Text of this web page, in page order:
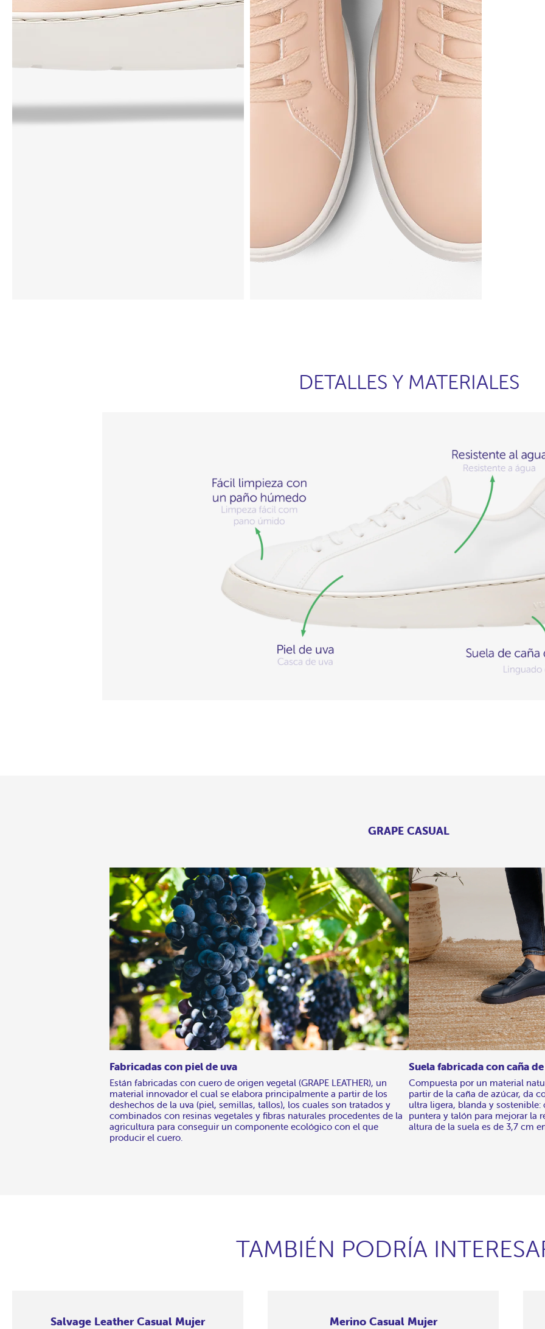
DETALLES Y MATERIALES
GRAPE CASUAL
Fabricadas con piel de uva
Están fabricadas con cuero de origen vegetal (GRAPE LEATHER), un
material innovador el cual se elabora principalmente a partir de los
deshechos de la uva (piel, semillas, tallos), los cuales son tratados y
combinados con resinas vegetales y fibras naturales procedentes de la
agricultura para conseguir un componente ecológico con el que
producir el cuero.
Suela fabricada con caña
Compuesta por un material
partir de la caña de azúcar, da
ultra ligera, blanda y
puntera y talón para mejorar la
altura de la suela es de 3,7 cm
TAMBIÉN PODRÍA
Salvage Leather Casual Mujer Merino Casual Mujer